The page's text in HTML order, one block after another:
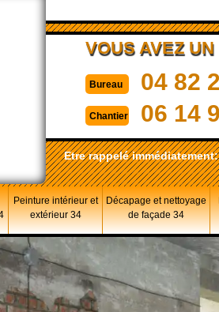
VOUS AVEZ
Bureau 04 82
Chantier 06 14
Etre rappelé
Peinture intérieur et
extérieur 34
Décapage et nettoyage
de façade 34